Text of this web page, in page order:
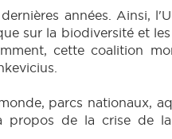
années. Ainsi,
sur la biodiversité et
cette coalition
parcs nationaux,
de la crise de